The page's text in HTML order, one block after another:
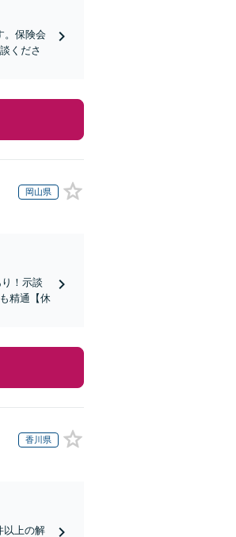
。保険会
くださ
岡山県
！示談
精通【休
香川県
以上の解